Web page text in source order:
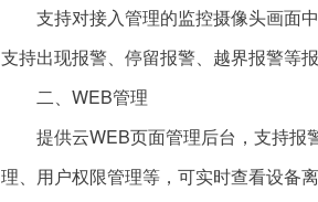
支持对接入管理的监控摄像头画面中
支持出现报警、停留报警、越界报警等报
二、WEB管理
提供云WEB页面管理后台，支持报
理、用户权限管理等，可实时查看设备